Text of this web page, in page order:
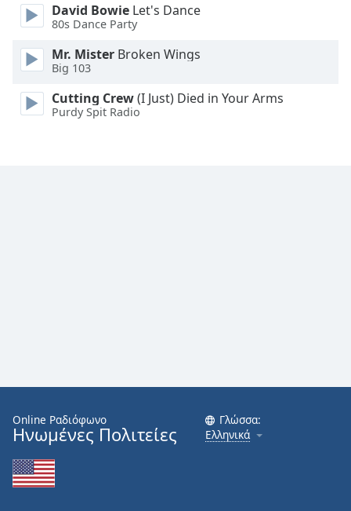
Opacity David Bowie Let's Dance
80s Dance Party
Mr. Mister Broken Wings
Big 103
Cutting Crew(I Just) Died in Your Arms
Purdy Spit Radio
Online Ραδιόφωνο
Ηνωμένες Πολιτείες
Γλώσσα:
Ελληνικά